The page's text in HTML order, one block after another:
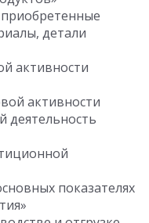
детали
активности
активности
деятельность
показателях